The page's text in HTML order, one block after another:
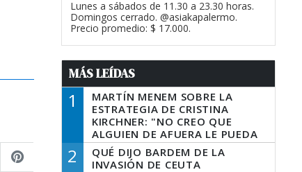
Lunes a sábados de 11.30 a 23.30 horas.
Domingos cerrado. @asiakapalermo.
Precio promedio: $ 17.000.
MÁS LEÍDAS
1
MARTÍN MENEM SOBRE LA
ESTRATEGIA DE CRISTINA
KIRCHNER: "NO CREO QUE
ALGUIEN DE AFUERA LE PUEDA
DECIR A LA JUSTICIA LO QUE
TIENE QUE HACER"
2
QUÉ DIJO BARDEM DE LA
INVASIÓN DE CEUTA